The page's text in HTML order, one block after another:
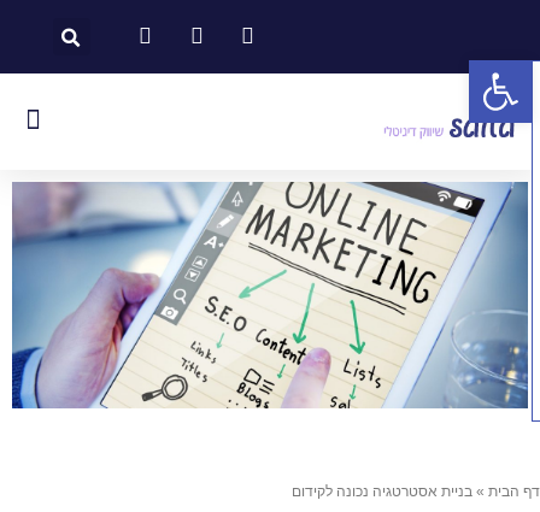
פתח סרגל נגישות
הבית»בניית אסטרטגיה נכונה לקידום